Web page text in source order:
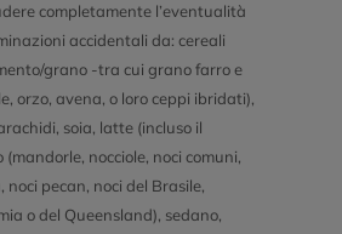
completamente l’eventualità
accidentali da: cereali
grano -tra cui grano farro e
orzo, avena, o loro ceppi ibridati),
soia, latte (incluso il
nocciole, noci comuni,
pecan, noci del Brasile,
o del Queensland), sedano,